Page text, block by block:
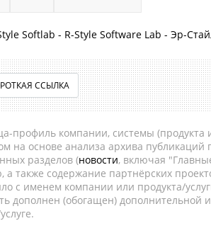
Softlab - R-Style Software Lab - Эр-
ССЫЛКА
профиль компании, системы (продукта
на основе анализа архива
разделов (новости, включая
а также содержание партнёрских
с именем компании или продукта/
дополнен (обогащен)